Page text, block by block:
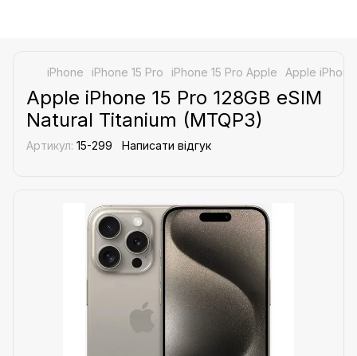
iPhone iPhone 15 Pro iPhone 15 Pro Apple Apple iPhone
Apple iPhone 15 Pro 128GB eSIM
Natural Titanium (MTQP3)
Артикул: 15-299 Написати відгук